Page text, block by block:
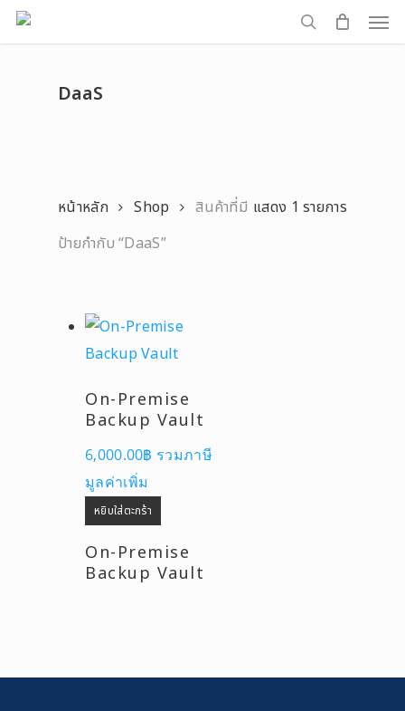
Skip
to
search
DaaS
แสดง 1 รายการ
หน้าหลัก Shop
สินค้าที่มี
ป้ายกำกับ “DaaS”
On-Premise
Backup Vault
6,000.00฿ รวมภาษี
มูลค่าเพิ่ม
หยิบใส่ตะกร้า
On-Premise
Backup Vault